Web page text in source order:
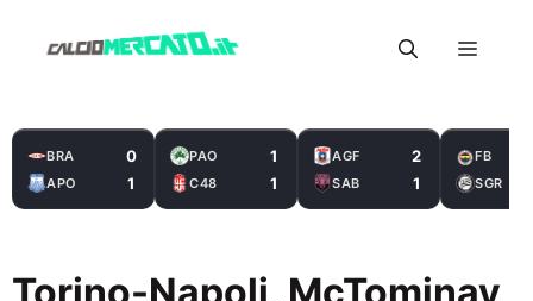
Menu
BRA 0
APO 1
PAO 1
C48 1
AGF 2
SAB 1
FB
SGR